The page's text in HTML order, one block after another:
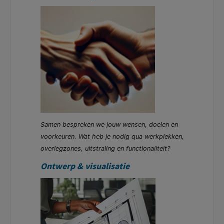
Samen bespreken we jouw wensen, doelen en
voorkeuren. Wat heb je nodig qua werkplekken,
overlegzones, uitstraling en functionaliteit?
Ontwerp & visualisatie